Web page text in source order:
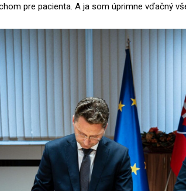
pre pacienta. A ja som úprimne vďačný